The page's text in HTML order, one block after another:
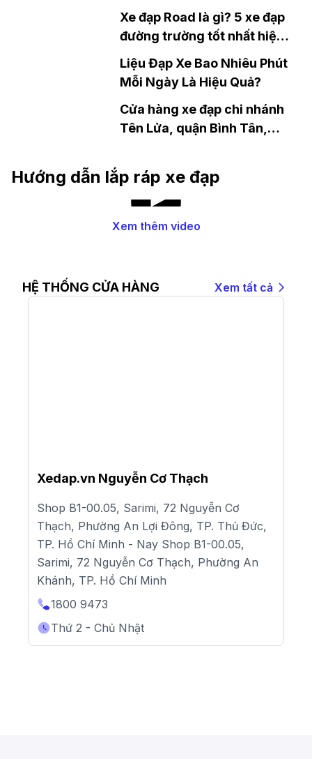
Kỳ, Helly Tống, Kỳ Duyên
Đang Gây Sốt Giới Trẻ Dịp
Tết 2021
Xe đạp Road là gì? 5 xe đạp
đường trường tốt nhất hiện
nay
Liệu Đạp Xe Bao Nhiêu Phút
Mỗi Ngày Là Hiệu Quả?
Cửa hàng xe đạp chi nhánh
Tên Lửa, quận Bình Tân,
Hướng dẫn lắp ráp xe đạp
Xem thêm video
HỆ THỐNG CỬA HÀNG Xem tất cả
Xedap.vn Nguyễn Cơ Thạch
Shop B1-00.05, Sarimi, 72 Nguyễn Cơ
Thạch, Phường An Lợi Đông, TP. Thủ Đức,
TP. Hồ Chí Minh - Nay Shop B1-00.05,
Sarimi, 72 Nguyễn Cơ Thạch, Phường An
Khánh, TP. Hồ Chí Minh
1800 9473
Thứ 2 - Chủ Nhật